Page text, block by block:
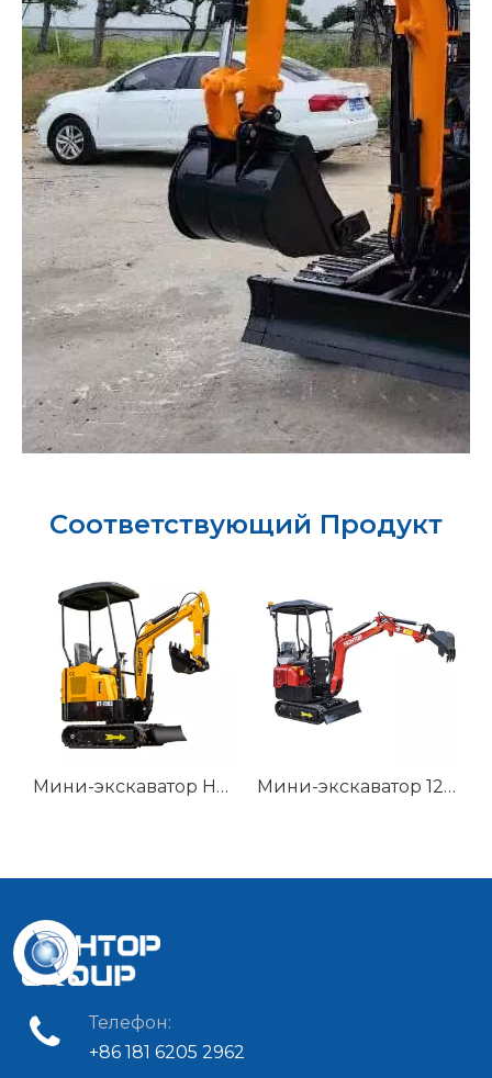
Соответствующий Продукт
Мини-экскаватор HT-15KS на продажу Мини-экскаватор 1200 кг HT12G
Телефон:
+86 181 6205 2962